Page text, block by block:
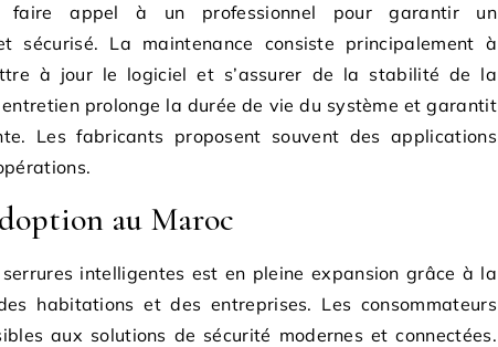
faire appel à un professionnel pour garantir un
sécurisé. La maintenance consiste principalement à
à jour le logiciel et s’assurer de la stabilité de la
prolonge la durée de vie du système et garantit
Les fabricants proposent souvent des applications
au Maroc
intelligentes est en pleine expansion grâce à la
habitations et des entreprises. Les consommateurs
aux solutions de sécurité modernes et connectées.